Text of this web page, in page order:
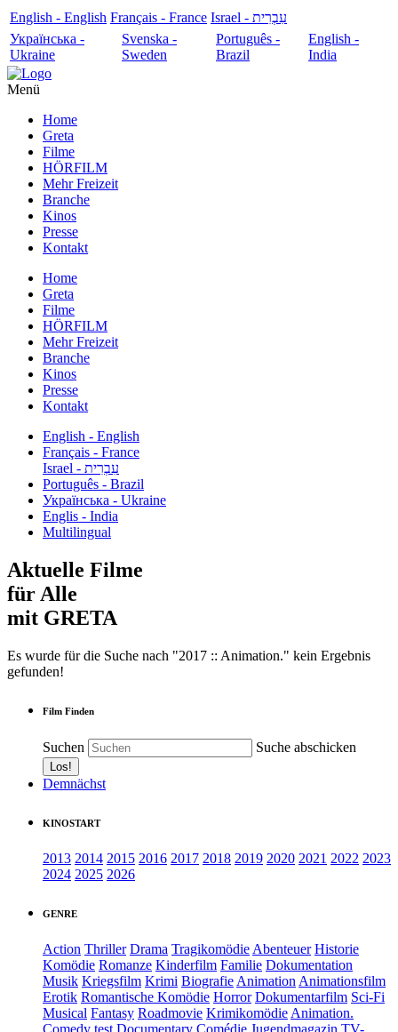
English - English Français - France
עִבְרִית - Israel
Українська -
Ukraine
Svenska -
Sweden
Português -
Brazil
English -
India
Menü
Home
Greta
Filme
HÖRFILM
Mehr Freizeit
Branche
Kinos
Presse
Kontakt
Home
Greta
Filme
HÖRFILM
Mehr Freizeit
Branche
Kinos
Presse
Kontakt
English - English
Français - France
עִבְרִית - Israel
Português - Brazil
Українська - Ukraine
Englis - India
Multilingual
Aktuelle Filme
für Alle
mit GRETA
Es wurde für die Suche nach "2017 :: Animation." kein Ergebnis
gefunden!
Film Finden
Suchen Suche abschicken
Demnächst
KINOSTART
2013 2014 2015 2016 2017 2018 2019 2020 2021 2022 2023
2024 2025 2026
GENRE
Action Thriller Drama Tragikomödie Abenteuer Historie
Komödie Romanze Kinderfilm Familie Dokumentation
Musik Kriegsfilm Krimi Biografie Animation Animationsfilm
Erotik Romantische Komödie Horror Dokumentarfilm Sci-Fi
Musical Fantasy Roadmovie Krimikomödie Animation.
Comedy test Documentary Comédie Jugendmagazin TV-